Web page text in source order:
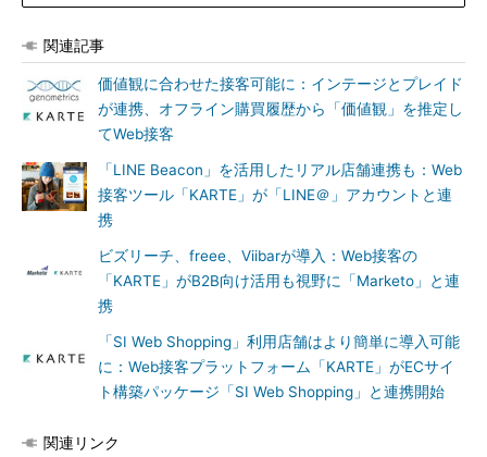
関連記事
価値観に合わせた接客可能に：インテージとプレイド
が連携、オフライン購買履歴から「価値観」を推定し
てWeb接客
「LINE Beacon」を活用したリアル店舗連携も：Web
接客ツール「KARTE」が「LINE＠」アカウントと連
携
ビズリーチ、freee、Viibarが導入：Web接客の
「KARTE」がB2B向け活用も視野に「Marketo」と連
携
「SI Web Shopping」利用店舗はより簡単に導入可能
に：Web接客プラットフォーム「KARTE」がECサイ
ト構築パッケージ「SI Web Shopping」と連携開始
関連リンク